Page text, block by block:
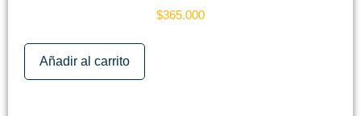
$365.000
Añadir al carrito